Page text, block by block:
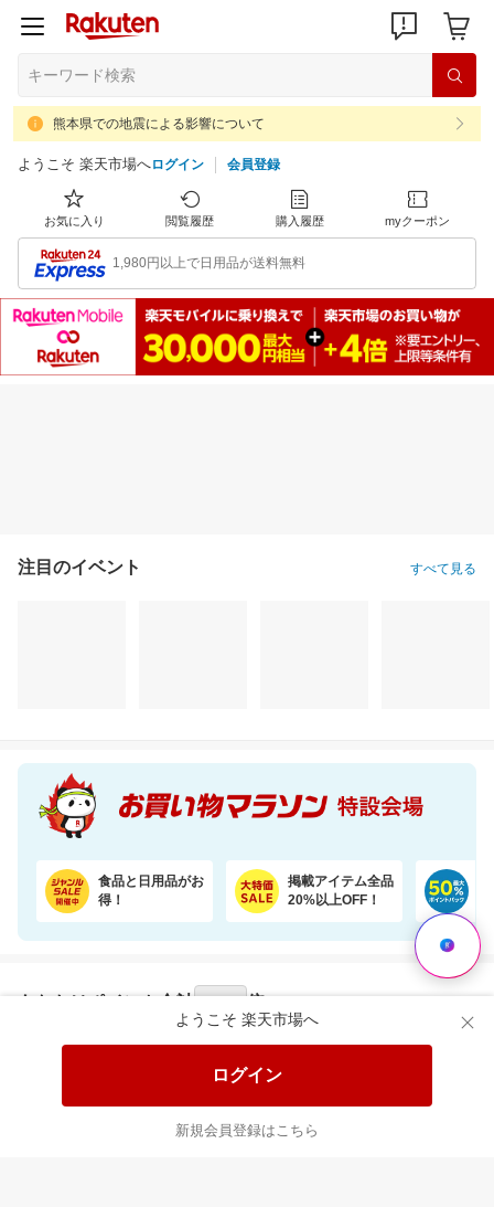
熊本県での地震による影響について
ようこそ 楽天市場へログイン 会員登録
お気に入り 閲覧履歴 購入履歴 myクーポン
1,980円以上で日用品が送料無料
ようこそ 楽天市場へ
ログイン
新規会員登録はこちら
注目のイベント すべて見る
食品と日用品がお
得！
掲載アイテム全品
20%以上OFF！
あなたはポイント 合計 倍